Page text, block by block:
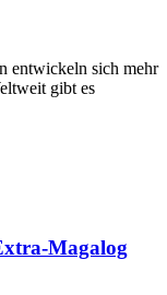
entwickeln sich mehr
gibt es
Magalog